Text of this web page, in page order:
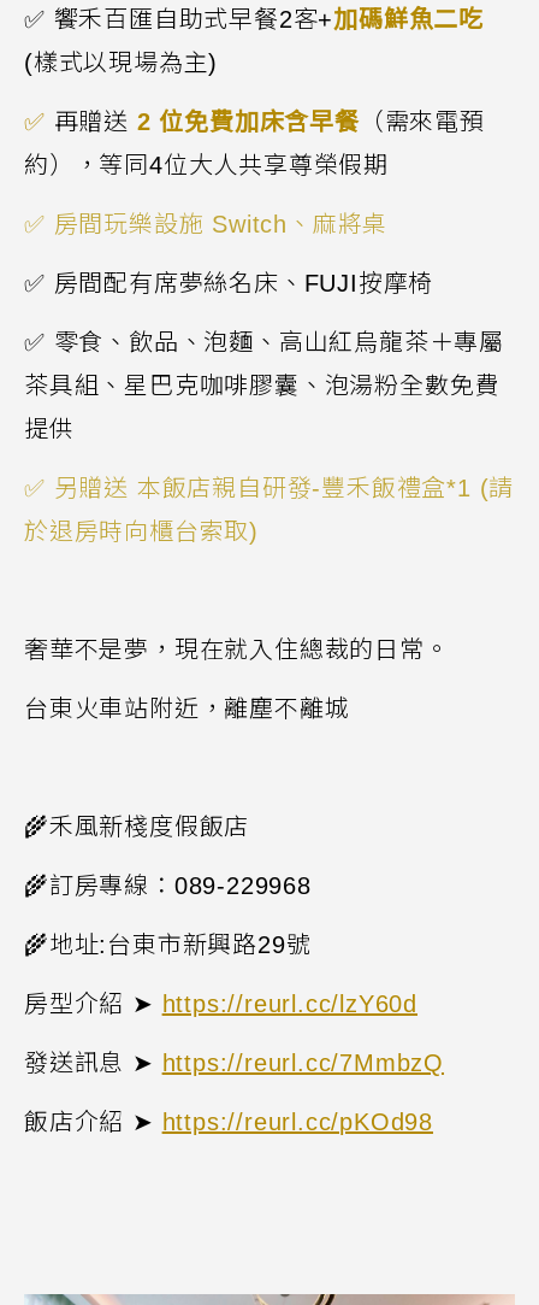
✅ 饗禾百匯自助式早餐2客+加碼鮮魚二吃
(樣式以現場為主)
✅ 再贈送 2 位免費加床含早餐（需來電預
約），等同4位大人共享尊榮假期
✅ 房間玩樂設施 Switch 、麻將桌
✅ 房間配有席夢絲名床、 FUJI按摩椅
✅ 零食、飲品、泡麵、高山紅烏龍茶＋專屬
茶具組、星巴克咖啡膠囊、泡湯粉全數免費
提供
✅ 另贈送 本飯店親自研發-豐禾飯禮盒*1 (請
於退房時向櫃台索取)
奢華不是夢，現在就入住總裁的日常。
台東火車站附近，離塵不離城
🌾禾風新棧度假飯店
🌾訂房專線： 089-229968
🌾地址: 台東市新興路29號
房型介紹 ➤ https://reurl.cc/lzY60d
發送訊息 ➤ https://reurl.cc/7MmbzQ
飯店介紹 ➤ https://reurl.cc/pKOd98